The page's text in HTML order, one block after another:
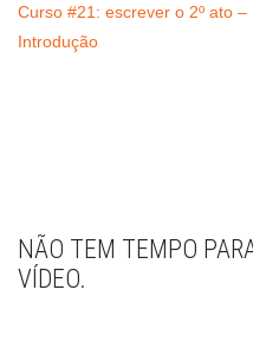
Curso #21: escrever o 2º ato –
Introdução
NÃO TEM TEMPO
VÍDEO.